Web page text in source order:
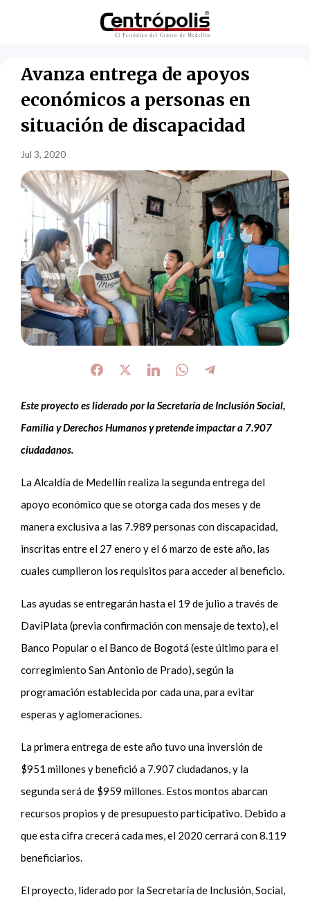
Avanza entrega de apoyos
económicos a personas en
situación de discapacidad
Jul 3, 2020
Este proyecto es liderado por la Secretaría de Inclusión Social,
Familia y Derechos Humanos y pretende impactar a 7.907
ciudadanos.
La Alcaldía de Medellín realiza la segunda entrega del
apoyo económico que se otorga cada dos meses y de
manera exclusiva a las 7.989 personas con discapacidad,
inscritas entre el 27 enero y el 6 marzo de este año, las
cuales cumplieron los requisitos para acceder al beneficio.
Las ayudas se entregarán hasta el 19 de julio a través de
DaviPlata (previa confirmación con mensaje de texto), el
Banco Popular o el Banco de Bogotá (este último para el
corregimiento San Antonio de Prado), según la
programación establecida por cada una, para evitar
esperas y aglomeraciones.
La primera entrega de este año tuvo una inversión de
$951 millones y benefició a 7.907 ciudadanos, y la
segunda será de $959 millones. Estos montos abarcan
recursos propios y de presupuesto participativo. Debido a
que esta cifra crecerá cada mes, el 2020 cerrará con 8.119
beneficiarios.
El proyecto, liderado por la Secretaría de Inclusión, Social,